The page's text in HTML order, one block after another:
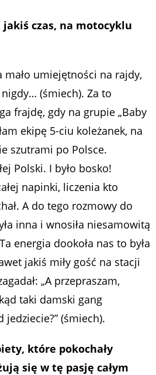
jakiś czas, na motocyklu
mało umiejętności na rajdy,
(śmiech). Za to
frajdę, gdy na grupie „Baby
ekipę 5-ciu koleżanek, na
szutrami po Polsce.
Polski. I było bosko!
napinki, liczenia kto
A do tego rozmowy do
inna i wnosiła niesamowitą
energia dookoła nas to była
jakiś miły gość na stacji
„A przepraszam,
taki damski gang
(śmiech).
które pokochały
się w tę pasję całym